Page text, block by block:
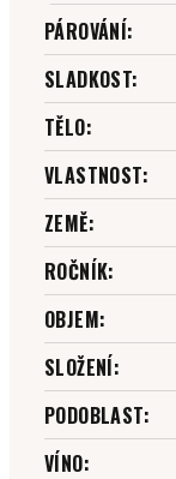
PÁROVÁNÍ:
SLADKOST:
TĚLO:
VLASTNOST:
ZEMĚ:
ROČNÍK:
OBJEM:
SLOŽENÍ:
PODOBLAST:
VÍNO: